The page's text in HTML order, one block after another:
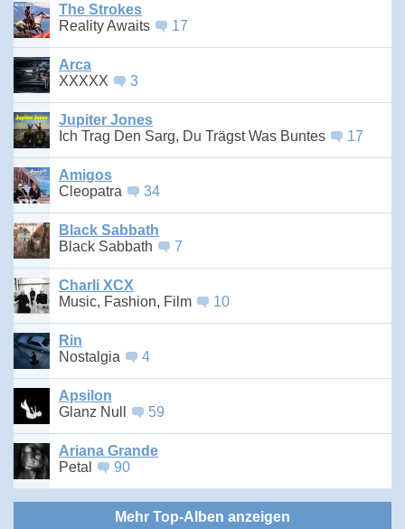
The Strokes
Reality Awaits
17
Arca
XXXXX
3
Jupiter Jones
Ich Trag Den Sarg, Du Trägst Was Buntes
17
Amigos
Cleopatra
34
Black Sabbath
Black Sabbath
7
Charli XCX
Music, Fashion, Film
10
Rin
Nostalgia
4
Apsilon
Glanz Null
59
Ariana Grande
Petal
90
Mehr Top-Alben anzeigen